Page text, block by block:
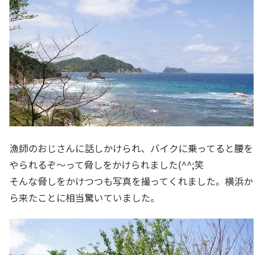
漁師のおじさんに話しかけられ、バイクに乗ってると腰を
やられるぞ～って脅しをかけられました(^^;笑
そんな脅しをかけつつも写真を撮ってくれました。横浜か
ら来たことに相当驚いていました。